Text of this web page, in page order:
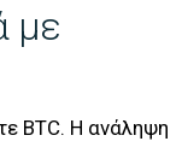
με
BTC. Η ανάληψη